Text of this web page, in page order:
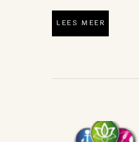
LEES MEER